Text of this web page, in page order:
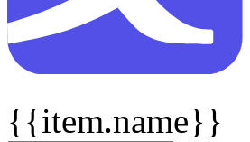
{{item.name}}